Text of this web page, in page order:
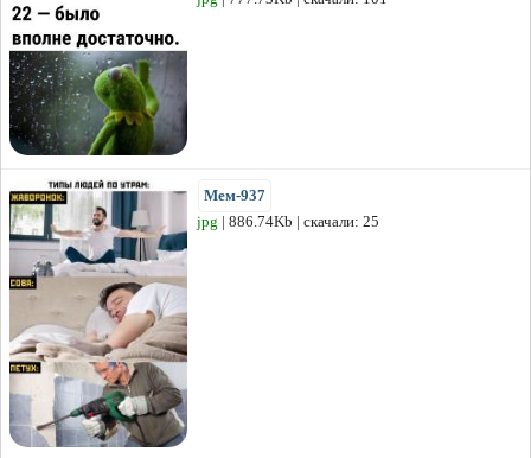
Мем-937
jpg | 886.74Kb | скачали: 25